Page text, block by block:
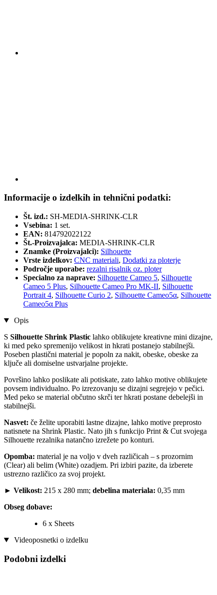
Informacije o izdelkih in tehnični podatki:
Št. izd.: SH-MEDIA-SHRINK-CLR
Vsebina: 1 set.
EAN: 814792022122
Št.-Proizvajalca: MEDIA-SHRINK-CLR
Znamke (Proizvajalci): Silhouette
Vrste izdelkov: CNC materiali, Dodatki za ploterje
Področje uporabe: rezalni risalnik oz. ploter
Specialno za naprave: Silhouette Cameo 5, Silhouette
Cameo 5 Plus, Silhouette Cameo Pro MK-II, Silhouette
Portrait 4, Silhouette Curio 2, Silhouette Cameo5α, Silhouette
Cameo5α Plus
Opis
S Silhouette Shrink Plastic lahko oblikujete kreativne mini dizajne,
ki med peko spremenijo velikost in hkrati postanejo stabilnejši.
Poseben plastični material je popoln za nakit, obeske, obeske za
ključe ali domiselne ustvarjalne projekte.
Površino lahko poslikate ali potiskate, zato lahko motive oblikujete
povsem individualno. Po izrezovanju se dizajni segrejejo v pečici.
Med peko se material občutno skrči ter hkrati postane debelejši in
stabilnejši.
Nasvet: če želite uporabiti lastne dizajne, lahko motive preprosto
natisnete na Shrink Plastic. Nato jih s funkcijo Print & Cut svojega
Silhouette rezalnika natančno izrežete po konturi.
Opomba: material je na voljo v dveh različicah – s prozornim
(Clear) ali belim (White) ozadjem. Pri izbiri pazite, da izberete
ustrezno različico za svoj projekt.
► Velikost: 215 x 280 mm; debelina materiala: 0,35 mm
Obseg dobave:
6 x Sheets
Videoposnetki o izdelku
Podobni izdelki